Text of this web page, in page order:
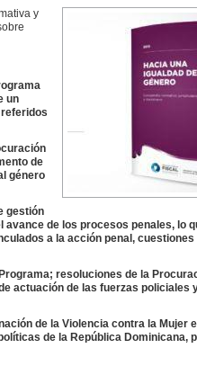
y
un
de
género
gestión
de los procesos penales, lo
a la acción penal, cuestiones
resoluciones de la
actuación de las fuerzas policiales
de la Violencia contra la Mujer
de la República Dominicana,